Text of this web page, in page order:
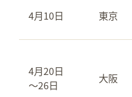
4月10日 東京
4月20日
～26日
大阪